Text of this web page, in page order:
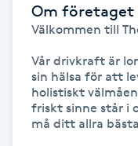
Gellack
Gellack med
Gravidmassage
Om företaget
Välkommen till
Vår drivkraft är
sin hälsa för att
holistiskt
friskt sinne står i
må ditt allra